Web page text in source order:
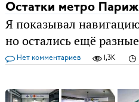
Остатки метро
Я показывал
но остались ещё
Нет комментариев 1,3K